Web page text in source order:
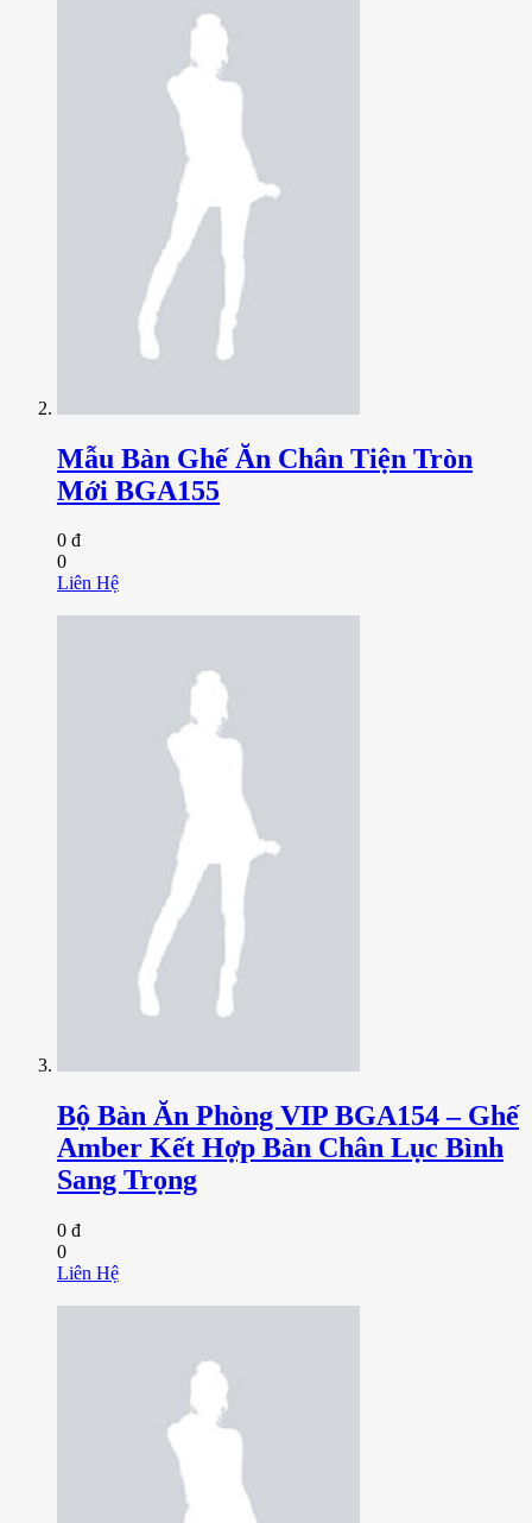
Mẫu Bàn Ghế Ăn Chân Tiện Tròn
Mới BGA155
0 đ
0
Liên Hệ
Bộ Bàn Ăn Phòng VIP BGA154 – Ghế
Amber Kết Hợp Bàn Chân Lục Bình
Sang Trọng
0 đ
0
Liên Hệ